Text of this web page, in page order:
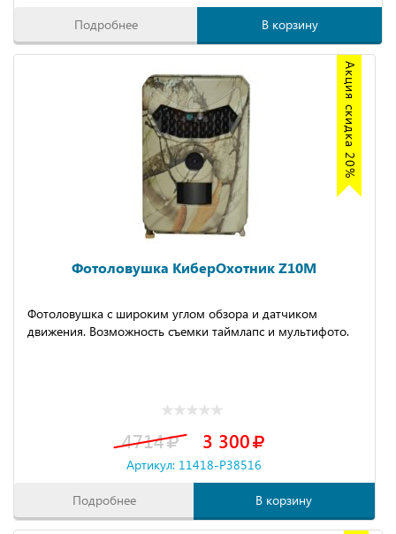
Подробнее В корзину
Акция скидка 20%
Фотоловушка КиберОхотник Z10M
Фотоловушка с широким углом обзора и датчиком
движения. Возможность съемки таймлапс и мультифото.
4714 3 300
Артикул: 11418-P38516
Подробнее В корзину